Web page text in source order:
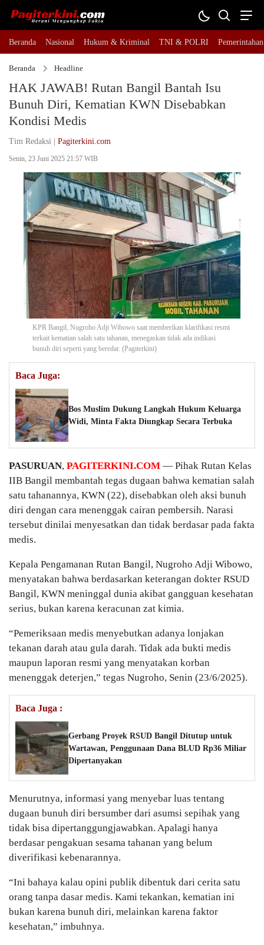
Beranda Nasional Hukum & Kriminal TNI & POLRI Pemerintahan
Beranda Headline
HAK JAWAB! Rutan Bangil Bantah Isu
Bunuh Diri, Kematian KWN Disebabkan
Kondisi Medis
Tim Redaksi | Pagiterkini.com
Senin, 23 Juni 2025 21:57 WIB
KPR Bangil, Nugroho Adji Wibowo saat memberikan klarifikasi resmi
terkait kematian salah satu tahanan, menegaskan tidak ada indikasi
bunuh diri seperti yang beredar. (Pagiterkini)
Baca Juga:
Bos Muslim Dukung Langkah Hukum Keluarga
Widi, Minta Fakta Diungkap Secara Terbuka
PASURUAN, PAGITERKINI.COM — Pihak Rutan Kelas
IIB Bangil membantah tegas dugaan bahwa kematian salah
satu tahanannya, KWN (22), disebabkan oleh aksi bunuh
diri dengan cara menenggak cairan pembersih. Narasi
tersebut dinilai menyesatkan dan tidak berdasar pada fakta
medis.
Kepala Pengamanan Rutan Bangil, Nugroho Adji Wibowo,
menyatakan bahwa berdasarkan keterangan dokter RSUD
Bangil, KWN meninggal dunia akibat gangguan kesehatan
serius, bukan karena keracunan zat kimia.
“Pemeriksaan medis menyebutkan adanya lonjakan
tekanan darah atau gula darah. Tidak ada bukti medis
maupun laporan resmi yang menyatakan korban
menenggak deterjen,” tegas Nugroho, Senin (23/6/2025).
Baca Juga :
Gerbang Proyek RSUD Bangil Ditutup untuk
Wartawan, Penggunaan Dana BLUD Rp36 Miliar
Dipertanyakan
Menurutnya, informasi yang menyebar luas tentang
dugaan bunuh diri bersumber dari asumsi sepihak yang
tidak bisa dipertanggungjawabkan. Apalagi hanya
berdasar pengakuan sesama tahanan yang belum
diverifikasi kebenarannya.
“Ini bahaya kalau opini publik dibentuk dari cerita satu
orang tanpa dasar medis. Kami tekankan, kematian ini
bukan karena bunuh diri, melainkan karena faktor
kesehatan,” imbuhnya.